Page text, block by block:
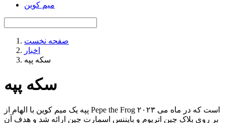
میم کوین
صفحه نخست
اخبار
سکه پپه
سکه پپه
پپه یک میم کوین با الهام از Pepe the Frog است که در ماه می ۲۰۲۳
بر روی بلاک چین اتریوم و بایننس اسمارت چین ارائه شد و هدف آن